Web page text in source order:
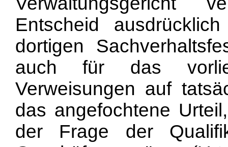
Entscheid
dortigen
auch für das
Verweisungen auf
das angefochtene
der Frage der